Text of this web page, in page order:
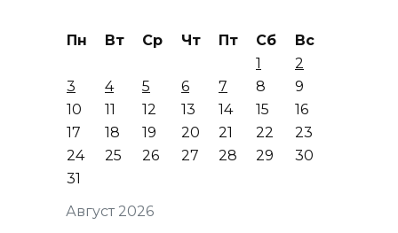
Август 2026
Пн Вт Ср Чт Пт Сб
Вс
1
2
3
4 5 6 7 8
9
10
11 12 13 14 15
16
17
18 19 20 21 22
23
24
25 26 27 28 29
30
31